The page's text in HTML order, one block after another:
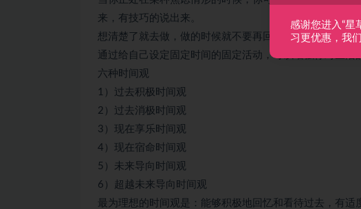
来，有技巧的说出来。
想清楚了就去做，做的时候就不要再回头想。
通过给自己设定固定时间的固定活动，可以增强你对生活
六种时间观
1）过去积极时间观
2）过去消极时间观
3）现在享乐时间观
4）现在宿命时间观
5）未来导向时间观
6）超越未来导向时间观
最为理想的时间观是：能够积极地回忆和看待过去，有
感谢您进入“星
习更优惠，我